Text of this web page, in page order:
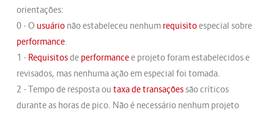
orientações:
0 - O usuárionão estabeleceu nenhum requisitoespecial sobre
performance.
1 - Requisitosde performancee projeto foram estabelecidos e
revisados, mas nenhuma ação em especial foi tomada.
2 - Tempo de resposta ou taxa de transaçõessão críticos
durante as horas de pico. Não é necessário nenhum projeto